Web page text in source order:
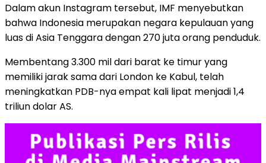
Dalam akun Instagram tersebut, IMF menyebutkan
bahwa Indonesia merupakan negara kepulauan yang
luas di Asia Tenggara dengan 270 juta orang penduduk.
Membentang 3.300 mil dari barat ke timur yang
memiliki jarak sama dari London ke Kabul, telah
meningkatkan PDB-nya empat kali lipat menjadi 1,4
triliun dolar AS.